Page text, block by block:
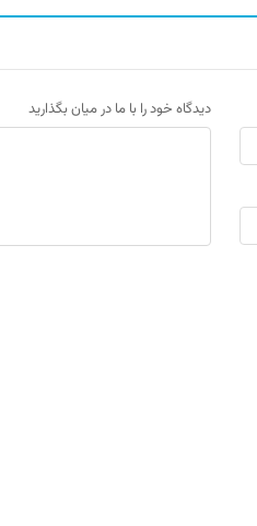
دیدگاه خود را با ما در میان بگذارید